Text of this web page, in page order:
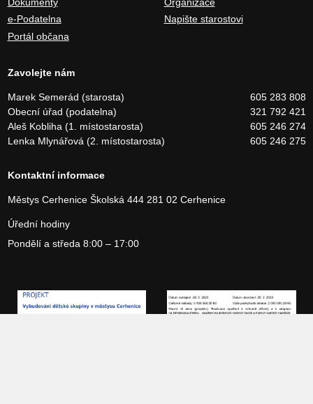
e-Podatelna
Portál občana
Napište starostovi
Zavolejte nám
Marek Semerád (starosta)
605 283 808
Obecní úřad (podatelna)
321 792 421
Aleš Kobliha (1. místostarosta)
605 246 274
Lenka Mlynářová (2. místostarosta)
605 246 275
Kontaktní informace
Městys CerheniceŠkolská 444281 02 Cerhenice
Úřední hodiny
Pondělí a středa 8:00 – 17:00